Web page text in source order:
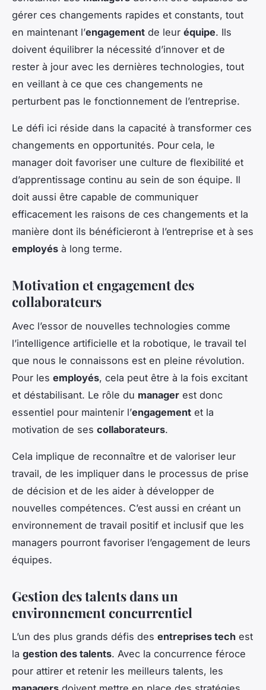
gérer ces changements rapides et constants, tout
en maintenant l’engagement de leur équipe. Ils
doivent équilibrer la nécessité d’innover et de
rester à jour avec les dernières technologies, tout
en veillant à ce que ces changements ne
perturbent pas le fonctionnement de l’entreprise.
Le défi ici réside dans la capacité à transformer ces
changements en opportunités. Pour cela, le
manager doit favoriser une culture de flexibilité et
d’apprentissage continu au sein de son équipe. Il
doit aussi être capable de communiquer
efficacement les raisons de ces changements et la
manière dont ils bénéficieront à l’entreprise et à ses
employés à long terme.
Motivation et engagement des
collaborateurs
Avec l’essor de nouvelles technologies comme
l’intelligence artificielle et la robotique, le travail tel
que nous le connaissons est en pleine révolution.
Pour les employés, cela peut être à la fois excitant
et déstabilisant. Le rôle du manager est donc
essentiel pour maintenir l’engagement et la
motivation de ses collaborateurs.
Cela implique de reconnaître et de valoriser leur
travail, de les impliquer dans le processus de prise
de décision et de les aider à développer de
nouvelles compétences. C’est aussi en créant un
environnement de travail positif et inclusif que les
managers pourront favoriser l’engagement de leurs
équipes.
Gestion des talents dans un
environnement concurrentiel
L’un des plus grands défis des entreprises tech est
la gestion des talents. Avec la concurrence féroce
pour attirer et retenir les meilleurs talents, les